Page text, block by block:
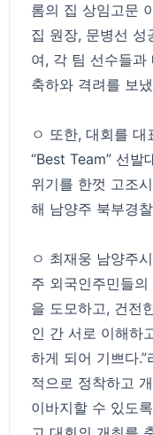
롬의 집 상임고문
집 원장, 문병선 성
여, 각 팀 선수들과
축하와 격려를 보
ㅇ 또한, 대회를 대
“Best Team” 선발
위기를 한껏 고조
해 남양주 북부경
ㅇ 최재웅 남양주
주 외국인주민들
을 도모하고, 건전
인 간 서로 이해하
하게 되어 기쁘다
적으로 정착하고
이바지할 수 있도